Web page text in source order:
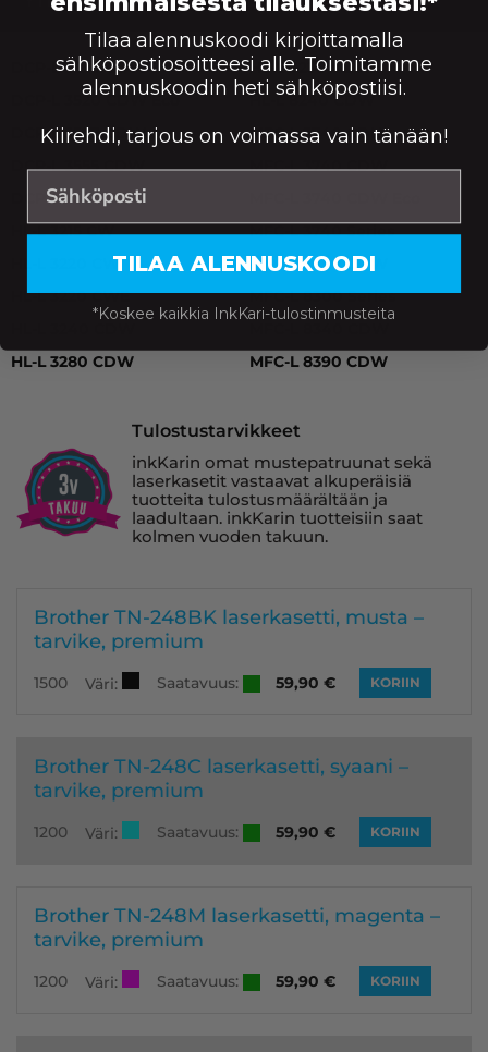
DCP-L 3520 CDW, DCP-L 3520 CDW Eco, DCP-L 3527
DCP-L 3520 CDW
DCP-L 3520 CDW Eco
DCP-L 3527 CDW
DCP-L 3555 CDW
DCP-L 3560 CDW
HL-L 3215 CW
HL-L 3220 CW
HL-L 3220 CWE
HL-L 3280 CDW
HL-L 8230 CDW
HL-L 8240 CDW
MFC-L 3740 CDN
MFC-L 3740 CDW
MFC-L 3740 Series
MFC-L 3760 CDW
MFC-L 8300 Series
MFC-L 8390 CDW
Tulostustarvikkeet
inkKarin omat mustepatruunat sekä
laserkasetit vastaavat alkuperäisiä
tuotteita tulostusmäärältään ja
laadultaan. inkKarin tuotteisiin saat
kolmen vuoden takuun.
Brother TN-248BK laserkasetti, musta –
tarvike, premium
1500 Väri: Saatavuus: 59,90 € KORIIN
Brother TN-248C laserkasetti, syaani –
tarvike, premium
1200 Väri: Saatavuus: 59,90 € KORIIN
Brother TN-248M laserkasetti, magenta –
tarvike, premium
1200 Väri: Saatavuus: 59,90 € KORIIN
Tilaa alennuskoodi kirjoittamalla
sähköpostiosoitteesi alle. Toimitamme
alennuskoodin heti sähköpostiisi.
Kiirehdi, tarjous on voimassa vain tänään!
TILAA ALENNUSKOODI
*Koskee kaikkia InkKari-tulostinmusteita